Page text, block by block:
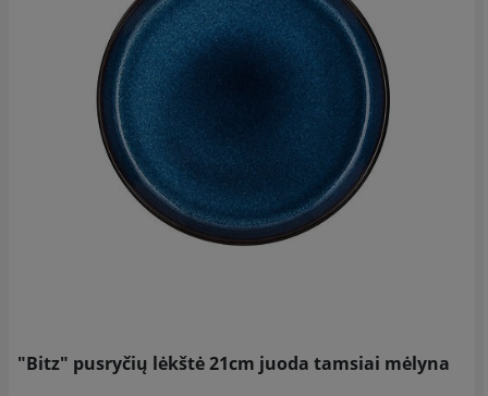
"Bitz" pusryčių lėkštė 21cm juoda tamsiai mėlyna